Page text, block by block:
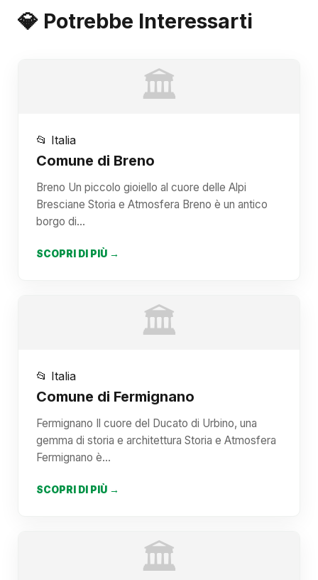
💎 Potrebbe Interessarti
🏛️
📂 Italia
Comune di Breno
Breno Un piccolo gioiello al cuore delle Alpi
Bresciane Storia e Atmosfera Breno è un antico
borgo di…
SCOPRI DI PIÙ →
🏛️
📂 Italia
Comune di Fermignano
Fermignano Il cuore del Ducato di Urbino, una
gemma di storia e architettura Storia e Atmosfera
Fermignano è…
SCOPRI DI PIÙ →
🏛️